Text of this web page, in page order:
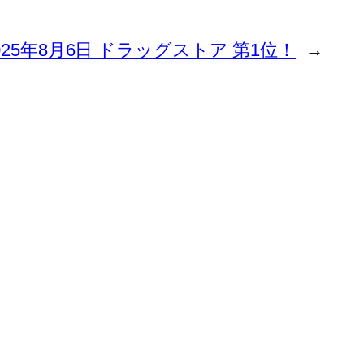
年8月6日 ドラッグストア 第1位！ →